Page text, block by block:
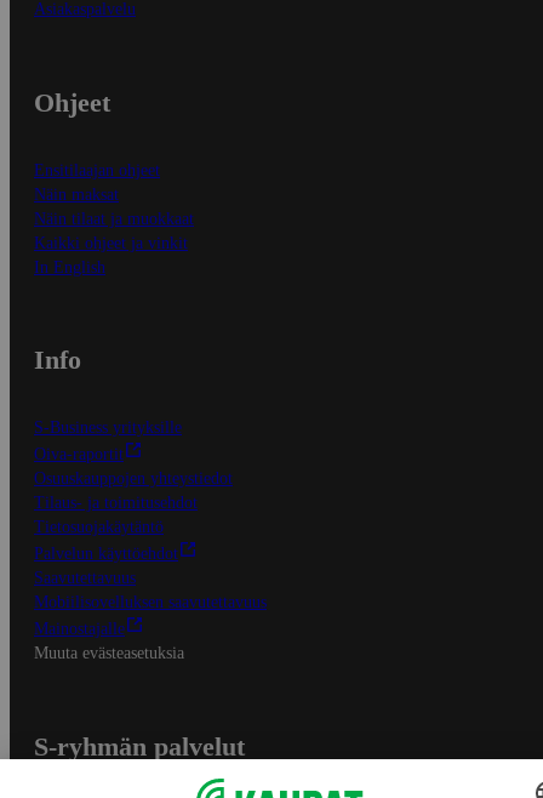
Asiakaspalvelu
Ohjeet
Ensitilaajan ohjeet
Näin maksat
Näin tilaat ja muokkaat
Kaikki ohjeet ja vinkit
In English
Info
S-Business yrityksille
Oiva-raportit
Osuuskauppojen yhteystiedot
Tilaus- ja toimitusehdot
Tietosuojakäytäntö
Palvelun käyttöehdot
Saavutettavuus
Mobiilisovelluksen saavutettavuus
Mainostajalle
Muuta evästeasetuksia
S-ryhmän palvelut